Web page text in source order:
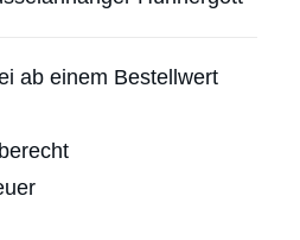
ab einem Bestellwert